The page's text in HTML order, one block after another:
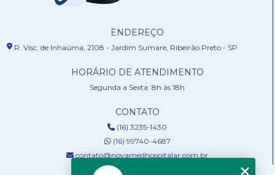
ENDEREÇO
R. Visc. de Inhaúma, 2108 - Jardim Sumare, Ribeirão Preto - SP
HORÁRIO DE ATENDIMENTO
Segunda a Sexta: 8h ás 18h
CONTATO
(16) 3235-1430
(16) 99740-4687
contato@novamedhospitalar.com.br